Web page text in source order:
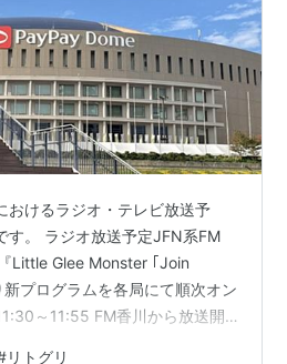
おけるラジオ・テレビ放送予
す。 ラジオ放送予定JFN系FM
Little Glee Monster ｢Join
プログラムを各局にて順次オン
～11:55 FM香川から放送開
リトグリ